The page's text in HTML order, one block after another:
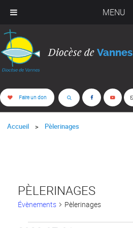
MENU
Diocèse de Vannes
Faire un don
Accueil Pèlerinages
PÈLERINAGES
Évènements Pèlerinages